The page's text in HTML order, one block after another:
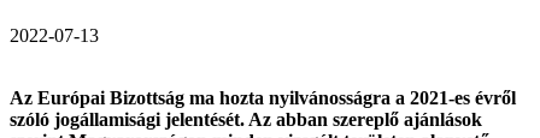
2022-07-13
Az Európai Bizottság ma hozta nyilvánosságra a 2021-es évről
szóló jogállamisági jelentését. Az abban szereplő ajánlások